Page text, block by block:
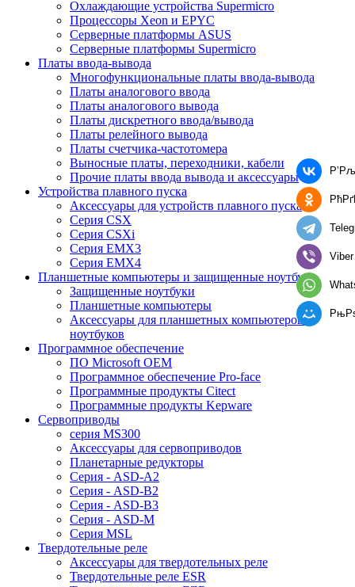
Охлаждающие устройства Supermicro
Процессоры Xeon и EPYC
Серверные платформы ASUS
Серверные платформы Supermicro
Платы ввода-вывода
Многофункциональные платы ввода-вывода
Платы аналогового ввода
Платы аналогового вывода
Платы дискретного ввода/вывода
Платы релейного вывода
Платы счетчика-частотомера
Выносные платы, переходники, кабели
Прочие платы ввода вывода и аксессуары
Устройства плавного пуска
Аксессуары для устройств плавного пуска
Серия CSX
Серия CSXi
Серия EMX3
Серия EMX4
Планшетные компьютеры и защищенные ноутбуки
Защищенные ноутбуки
Планшетные компьютеры
Аксессуары для планшетных компьютеров и
ноутбуков
Программное обеспечение
ПО Microsoft OEM
Программное обеспечение Pro-face
Программные продукты Citect
Программные продукты Kepware
Сервоприводы
серия MS300
Аксессуары для сервоприводов
Планетарные редукторы
Серия - ASD-A2
Серия - ASD-B2
Серия - ASD-B3
Серия - ASD-M
Серия MSL
Твердотельные реле
Аксессуары для твердотельных реле
Твердотельные реле ESR
Viber